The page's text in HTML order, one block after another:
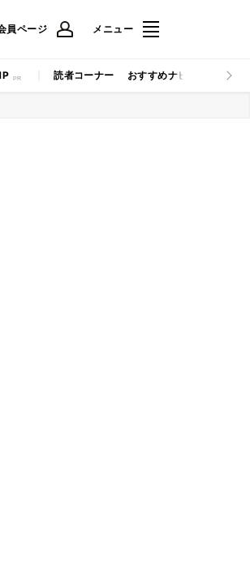
員ページ メニュー
読者コーナー おすすめナビ マイナビ